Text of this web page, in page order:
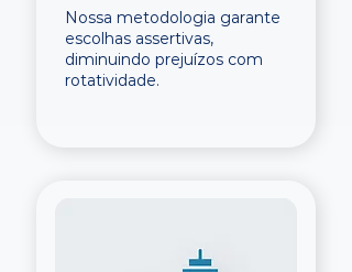
Nossa metodologia garante
escolhas assertivas,
diminuindo prejuízos com
rotatividade.